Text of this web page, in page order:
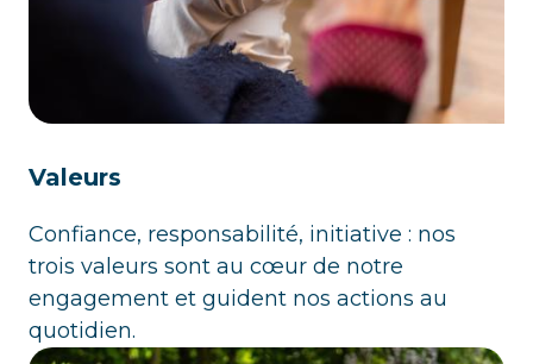
Valeurs
Confiance, responsabilité, initiative : nos
trois valeurs sont au cœur de notre
engagement et guident nos actions au
quotidien.